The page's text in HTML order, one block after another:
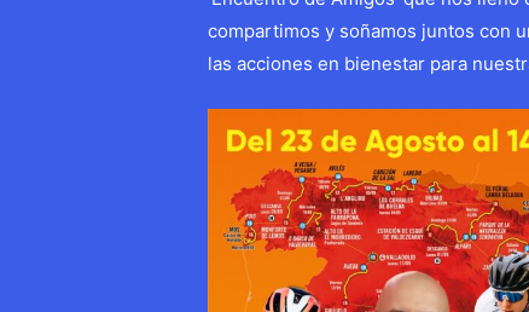
compartimos y soñamos juntos con
las acciones en bienestar para